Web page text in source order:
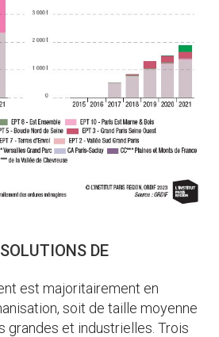
DE
est majoritairement en
soit de taille moyenne
grandes et industrielles. Trois